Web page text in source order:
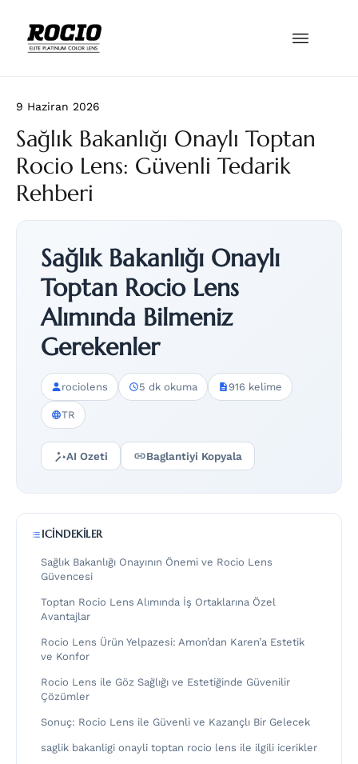
9 Haziran 2026
Sağlık Bakanlığı Onaylı Toptan
Rocio Lens: Güvenli Tedarik
Rehberi
Sağlık Bakanlığı Onaylı
Toptan Rocio Lens
Alımında Bilmeniz
Gerekenler
rociolens 5 dk okuma 916 kelime
TR
AI Ozeti Baglantiyi Kopyala
ICINDEKILER
Sağlık Bakanlığı Onayının Önemi ve Rocio Lens
Güvencesi
Toptan Rocio Lens Alımında İş Ortaklarına Özel
Avantajlar
Rocio Lens Ürün Yelpazesi: Amon’dan Karen’a Estetik
ve Konfor
Rocio Lens ile Göz Sağlığı ve Estetiğinde Güvenilir
Çözümler
Sonuç: Rocio Lens ile Güvenli ve Kazançlı Bir Gelecek
saglik bakanligi onayli toptan rocio lens ile ilgili icerikler